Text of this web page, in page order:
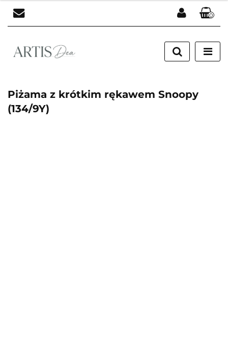
Zaloguj się
Zarejestruj się
0
Piżama z krótkim rękawem Snoopy
(134/9Y)